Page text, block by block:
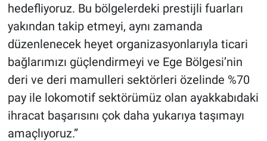
hedefliyoruz. Bu bölgelerdeki prestijli fuarları
yakından takip etmeyi, aynı zamanda
düzenlenecek heyet organizasyonlarıyla ticari
bağlarımızı güçlendirmeyi ve Ege Bölgesi’nin
deri ve deri mamulleri sektörleri özelinde %70
pay ile lokomotif sektörümüz olan ayakkabıdaki
ihracat başarısını çok daha yukarıya taşımayı
amaçlıyoruz.”